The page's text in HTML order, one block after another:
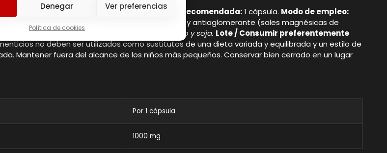
Denegar Ver preferencias
Política de cookies
Presentación: 60 cápsulas.Dosis diaria recomendada:1 cápsula. Modo de empleo:
carnitina (ALC), cápsula (gelatina), harina de arroz y antiaglomerante (sales magnésicas de
de cáscara, cacahuete, huevos, leche, pescado y soja. Lote / Consumir preferentemente
no deben ser utilizados como sustitutos de una dieta variada y equilibrada y un estilo de
Mantener fuera del alcance de los niños más pequeños. Conservar bien cerrado en un lugar
Por 1 cápsula
1000 mg